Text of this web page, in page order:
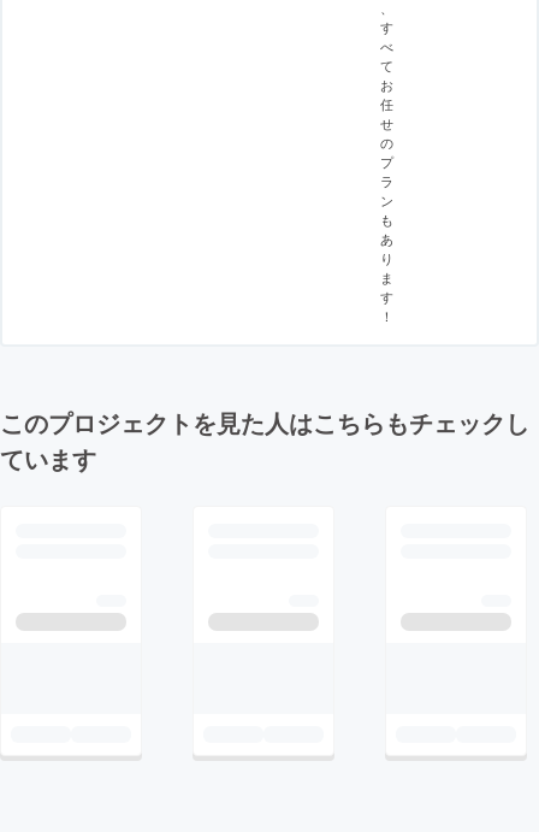
す
べ
て
お
任
せ
の
プ
ラ
ン
も
あ
り
ま
す
！
このプロジェクトを見た人はこちらもチェックし
ています